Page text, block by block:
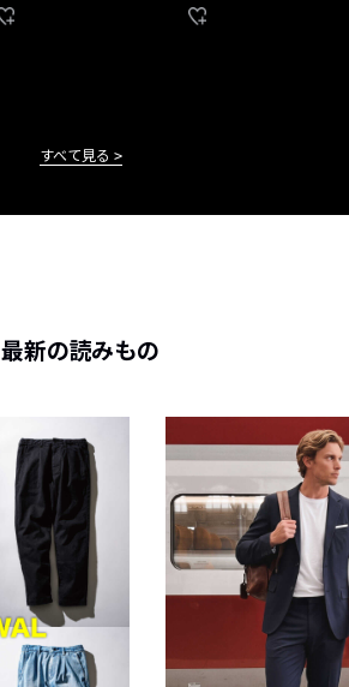
すべて見る
最新の読みもの